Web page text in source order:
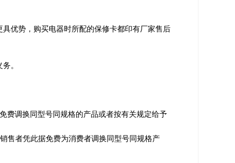
优势，购买电器时所配的保修卡都印有厂家售后
。
费调换同型号同规格的产品或者按有关规定给予
售者凭此据免费为消费者调换同型号同规格产